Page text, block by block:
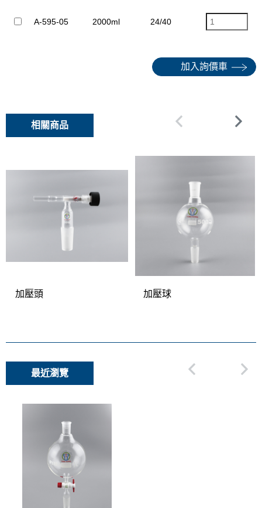
A-595-05 2000ml 24/40 6mm
加入詢價車
相關商品
加壓頭 加壓球
最近瀏覽